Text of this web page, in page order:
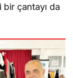
çantayı da